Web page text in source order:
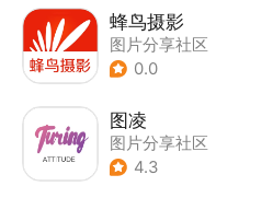
蜂鸟摄影
图片分享社区
0.0
图凌
图片分享社区
4.3